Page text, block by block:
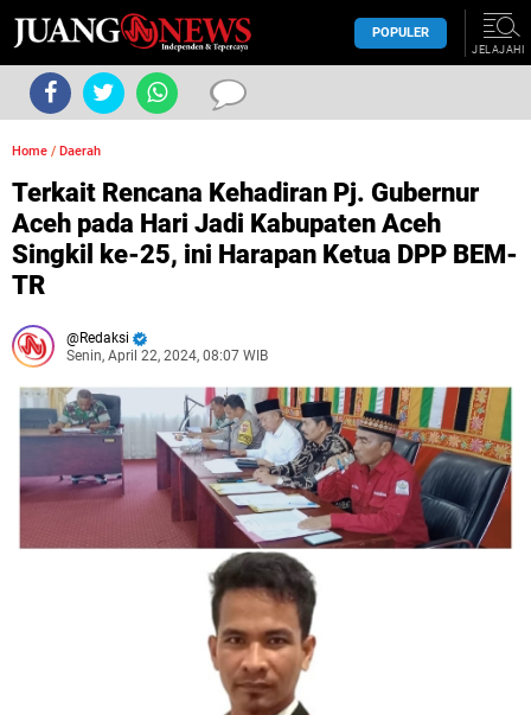
POPULER
JELAJAHI
Home / Daerah
Terkait Rencana Kehadiran Pj. Gubernur
Aceh pada Hari Jadi Kabupaten Aceh
Singkil ke-25, ini Harapan Ketua DPP BEM-
TR
Redaksi
Senin, April 22, 2024, 08:07 WIB